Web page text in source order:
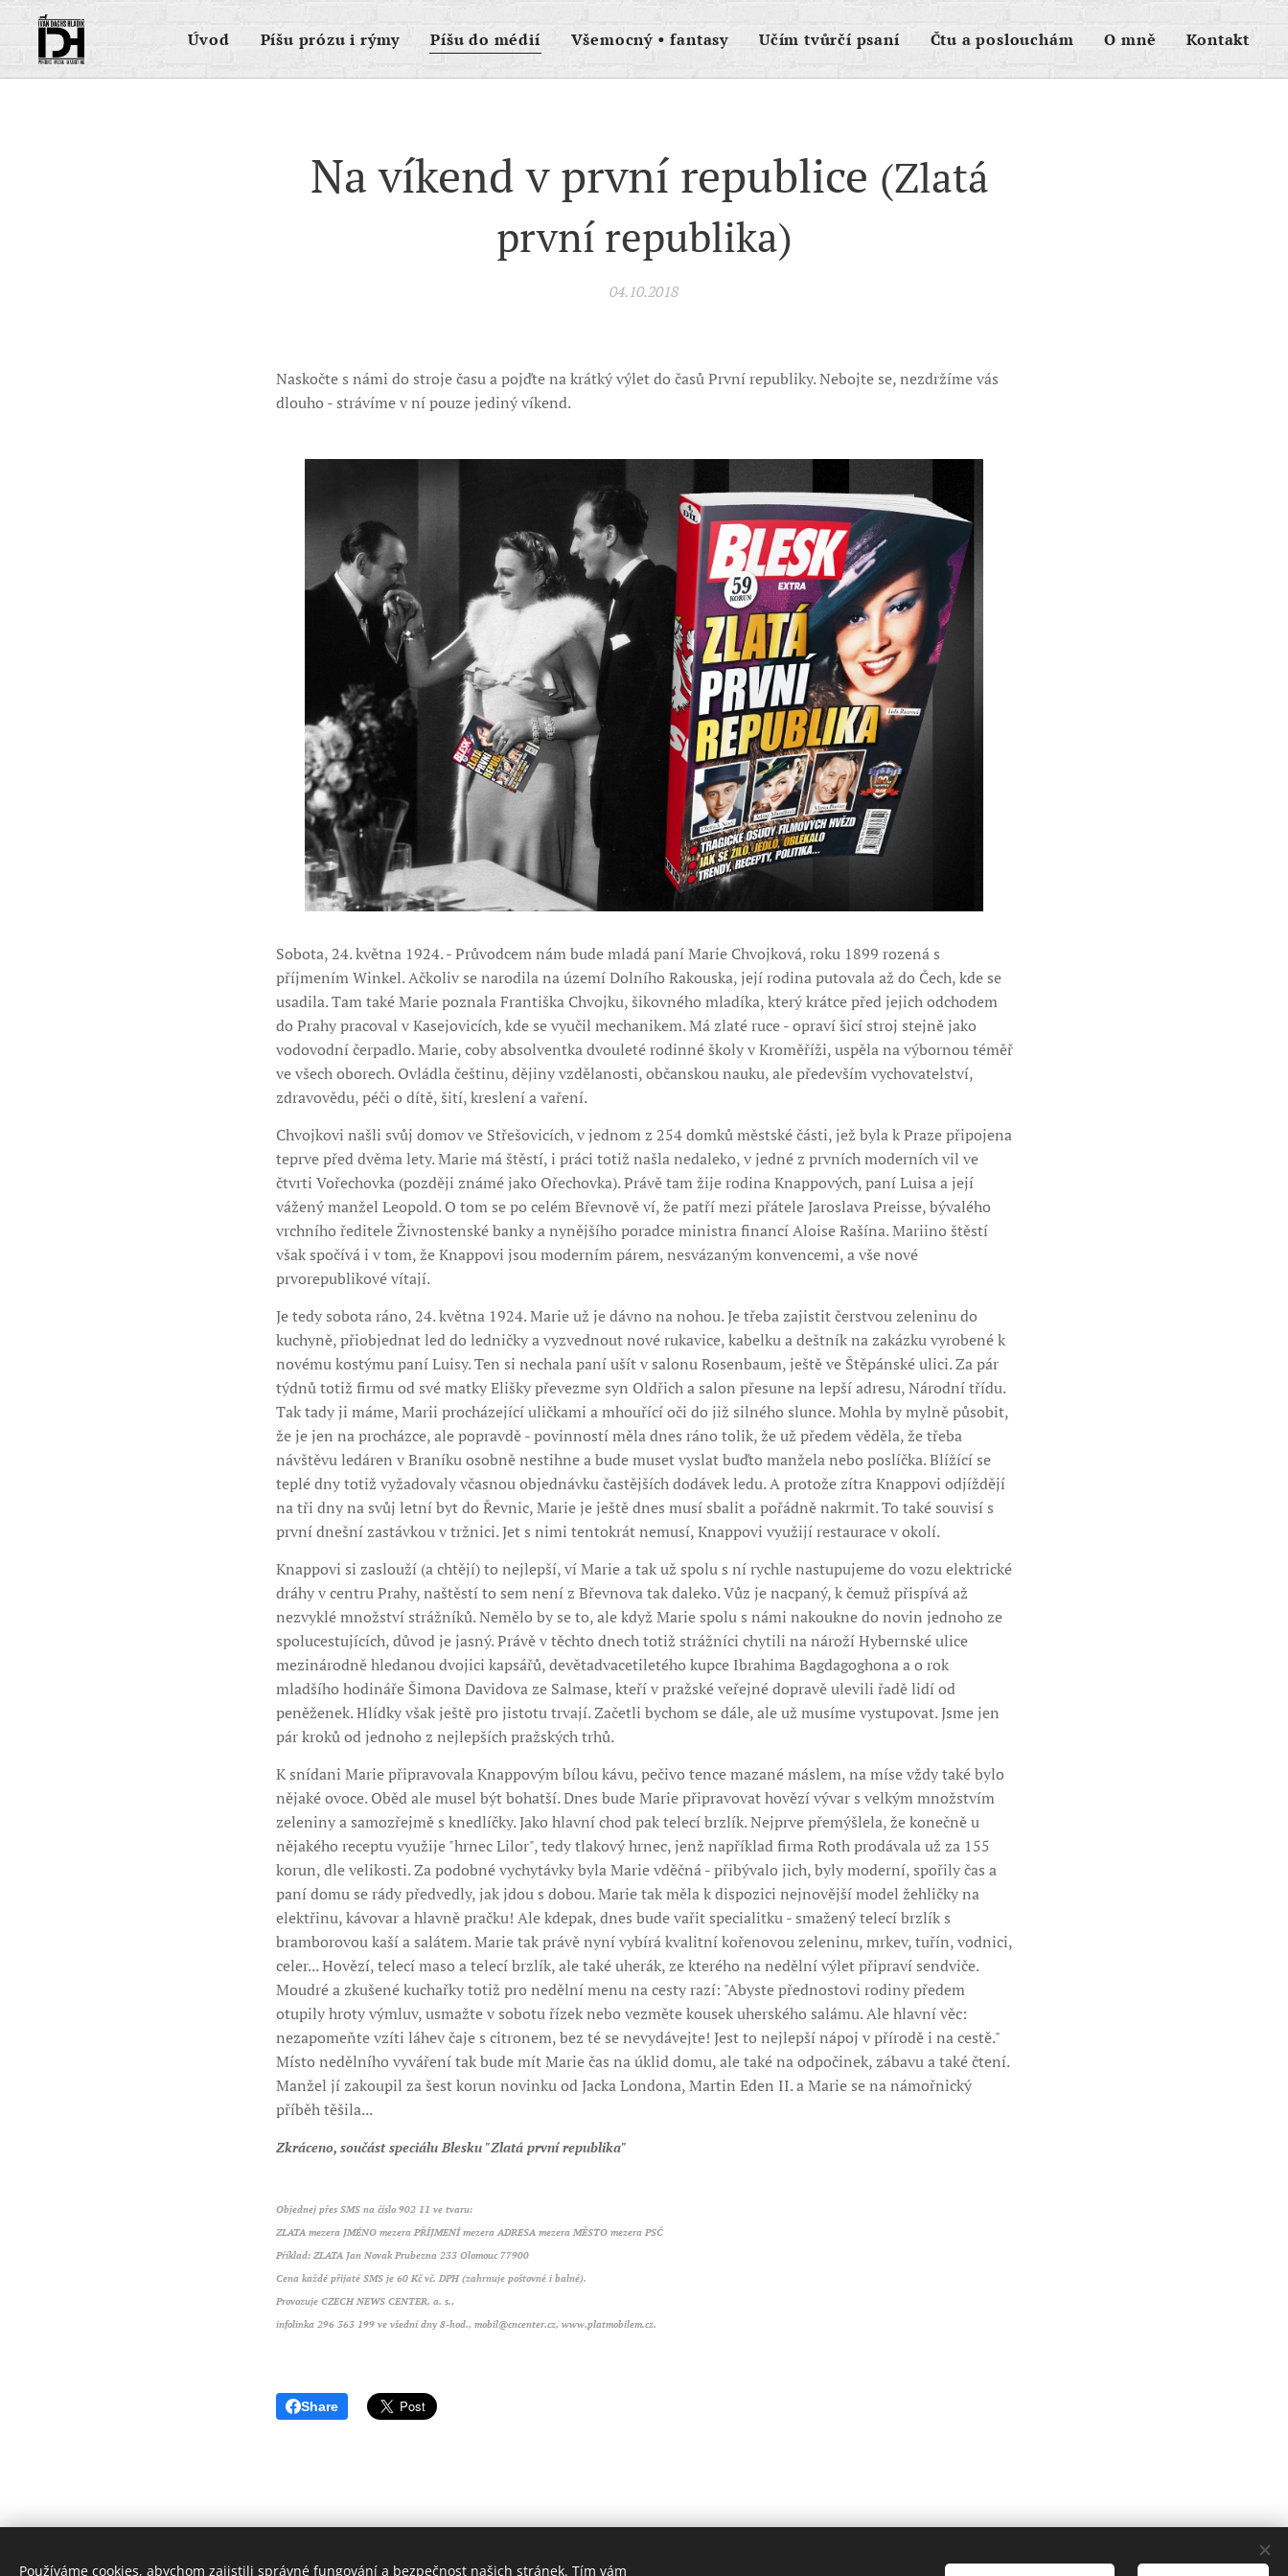
Úvod Píšu prózu i rýmy Píšu do médií Všemocný • fantasy Učím tvůrčí psaní Čtu a poslouchám O mně Kontakt
Na víkend v první republice (Zlatá
první republika)
04.10.2018
Naskočte s námi do stroje času a pojďte na krátký výlet do časů První republiky. Nebojte se, nezdržíme vás
dlouho - strávíme v ní pouze jediný víkend.
Sobota, 24. května 1924. - Průvodcem nám bude mladá paní Marie Chvojková, roku 1899 rozená s
příjmením Winkel. Ačkoliv se narodila na území Dolního Rakouska, její rodina putovala až do Čech, kde se
usadila. Tam také Marie poznala Františka Chvojku, šikovného mladíka, který krátce před jejich odchodem
do Prahy pracoval v Kasejovicích, kde se vyučil mechanikem. Má zlaté ruce - opraví šicí stroj stejně jako
vodovodní čerpadlo. Marie, coby absolventka dvouleté rodinné školy v Kroměříži, uspěla na výbornou téměř
ve všech oborech. Ovládla češtinu, dějiny vzdělanosti, občanskou nauku, ale především vychovatelství,
zdravovědu, péči o dítě, šití, kreslení a vaření.
Chvojkovi našli svůj domov ve Střešovicích, v jednom z 254 domků městské části, jež byla k Praze připojena
teprve před dvěma lety. Marie má štěstí, i práci totiž našla nedaleko, v jedné z prvních moderních vil ve
čtvrti Vořechovka (později známé jako Ořechovka). Právě tam žije rodina Knappových, paní Luisa a její
vážený manžel Leopold. O tom se po celém Břevnově ví, že patří mezi přátele Jaroslava Preisse, bývalého
vrchního ředitele Živnostenské banky a nynějšího poradce ministra financí Aloise Rašína. Mariino štěstí
však spočívá i v tom, že Knappovi jsou moderním párem, nesvázaným konvencemi, a vše nové
prvorepublikové vítají.
Je tedy sobota ráno, 24. května 1924. Marie už je dávno na nohou. Je třeba zajistit čerstvou zeleninu do
kuchyně, přiobjednat led do ledničky a vyzvednout nové rukavice, kabelku a deštník na zakázku vyrobené k
novému kostýmu paní Luisy. Ten si nechala paní ušít v salonu Rosenbaum, ještě ve Štěpánské ulici. Za pár
týdnů totiž firmu od své matky Elišky převezme syn Oldřich a salon přesune na lepší adresu, Národní třídu.
Tak tady ji máme, Marii procházející uličkami a mhouřící oči do již silného slunce. Mohla by mylně působit,
že je jen na procházce, ale popravdě - povinností měla dnes ráno tolik, že už předem věděla, že třeba
návštěvu ledáren v Braníku osobně nestihne a bude muset vyslat buďto manžela nebo poslíčka. Blížící se
teplé dny totiž vyžadovaly včasnou objednávku častějších dodávek ledu. A protože zítra Knappovi odjíždějí
na tři dny na svůj letní byt do Řevnic, Marie je ještě dnes musí sbalit a pořádně nakrmit. To také souvisí s
první dnešní zastávkou v tržnici. Jet s nimi tentokrát nemusí, Knappovi využijí restaurace v okolí.
Knappovi si zaslouží (a chtějí) to nejlepší, ví Marie a tak už spolu s ní rychle nastupujeme do vozu elektrické
dráhy v centru Prahy, naštěstí to sem není z Břevnova tak daleko. Vůz je nacpaný, k čemuž přispívá až
nezvyklé množství strážníků. Nemělo by se to, ale když Marie spolu s námi nakoukne do novin jednoho ze
spolucestujících, důvod je jasný. Právě v těchto dnech totiž strážníci chytili na nároží Hybernské ulice
mezinárodně hledanou dvojici kapsářů, devětadvacetiletého kupce Ibrahima Bagdagoghona a o rok
mladšího hodináře Šimona Davidova ze Salmase, kteří v pražské veřejné dopravě ulevili řadě lidí od
peněženek. Hlídky však ještě pro jistotu trvají. Začetli bychom se dále, ale už musíme vystupovat. Jsme jen
pár kroků od jednoho z nejlepších pražských trhů.
K snídani Marie připravovala Knappovým bílou kávu, pečivo tence mazané máslem, na míse vždy také bylo
nějaké ovoce. Oběd ale musel být bohatší. Dnes bude Marie připravovat hovězí vývar s velkým množstvím
zeleniny a samozřejmě s knedlíčky. Jako hlavní chod pak telecí brzlík. Nejprve přemýšlela, že konečně u
nějakého receptu využije "hrnec Lilor", tedy tlakový hrnec, jenž například firma Roth prodávala už za 155
korun, dle velikosti. Za podobné vychytávky byla Marie vděčná - přibývalo jich, byly moderní, spořily čas a
paní domu se rády předvedly, jak jdou s dobou. Marie tak měla k dispozici nejnovější model žehličky na
elektřinu, kávovar a hlavně pračku! Ale kdepak, dnes bude vařit specialitku - smažený telecí brzlík s
bramborovou kaší a salátem. Marie tak právě nyní vybírá kvalitní kořenovou zeleninu, mrkev, tuřín, vodnici,
celer... Hovězí, telecí maso a telecí brzlík, ale také uherák, ze kterého na nedělní výlet připraví sendviče.
Moudré a zkušené kuchařky totiž pro nedělní menu na cesty razí: "Abyste přednostovi rodiny předem
otupily hroty výmluv, usmažte v sobotu řízek nebo vezměte kousek uherského salámu. Ale hlavní věc:
nezapomeňte vzíti láhev čaje s citronem, bez té se nevydávejte! Jest to nejlepší nápoj v přírodě i na cestě."
Místo nedělního vyváření tak bude mít Marie čas na úklid domu, ale také na odpočinek, zábavu a také čtení.
Manžel jí zakoupil za šest korun novinku od Jacka Londona, Martin Eden II. a Marie se na námořnický
příběh těšila...
Zkráceno, součást speciálu Blesku "Zlatá první republika"
Objednej přes SMS na číslo 902 11 ve tvaru:
ZLATA mezera JMÉNO mezera PŘÍJMENÍ mezera ADRESA mezera MĚSTO mezera PSČ
Příklad: ZLATA Jan Novak Prubezna 233 Olomouc 77900
Cena každé přijaté SMS je 60 Kč vč. DPH (zahrnuje poštovné i balné).
Provozuje CZECH NEWS CENTER, a. s.,
infolinka 296 363 199 ve všední dny 8-hod., mobil@cncenter.cz, www.platmobilem.cz.
Share
Používáme cookies, abychom zajistili správné fungování a bezpečnost našich stránek. Tím vám